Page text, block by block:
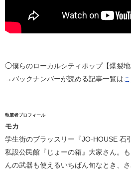
◯僕らのローカルシティポップ【爆裂地
→バックナンバーが読める記事一覧は
執筆者プロフィール
モカ
学生街のブラッスリー『JO-HOUSE 石
私設公民館『じょーの箱』大家さん。
んの武器も使えるいちばん旬なとき、